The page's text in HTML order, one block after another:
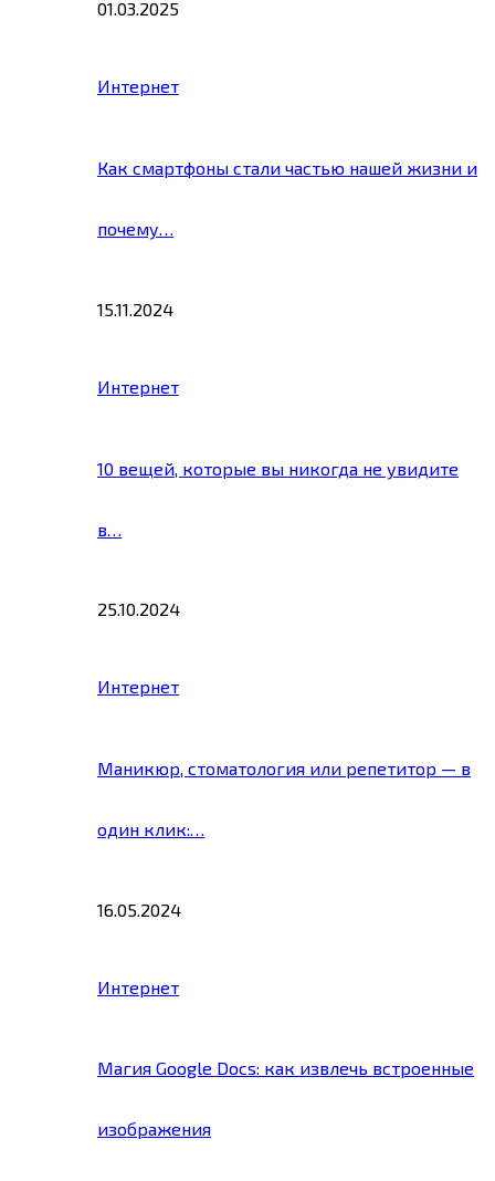
01.03.2025
Интернет
Как смартфоны стали частью нашей жизни и
почему…
15.11.2024
Интернет
10 вещей, которые вы никогда не увидите
в…
25.10.2024
Интернет
Маникюр, стоматология или репетитор — в
один клик:…
16.05.2024
Интернет
Магия Google Docs: как извлечь встроенные
изображения